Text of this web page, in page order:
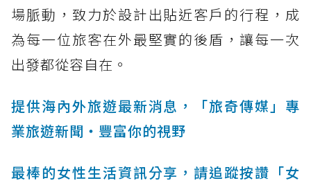
場脈動，致力於設計出貼近客戶的行程，成
為每一位旅客在外最堅實的後盾，讓每一次
出發都從容自在。
提供海內外旅遊最新消息，「旅奇傳媒」專
業旅遊新聞‧豐富你的視野
最棒的女性生活資訊分享，請追蹤按讚「女